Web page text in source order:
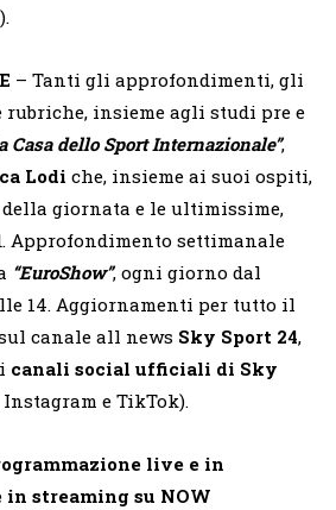
– Tanti gli approfondimenti, gli
insieme agli studi pre e
Casa dello Sport Internazionale”,
Lodi che, insieme ai suoi ospiti,
giornata e le ultimissime,
Approfondimento settimanale
“EuroShow”, ogni giorno dal
14. Aggiornamenti per tutto il
canale all news Sky Sport 24,
canali social ufficiali di Sky
Instagram e TikTok).
live e in
in streaming su NOW